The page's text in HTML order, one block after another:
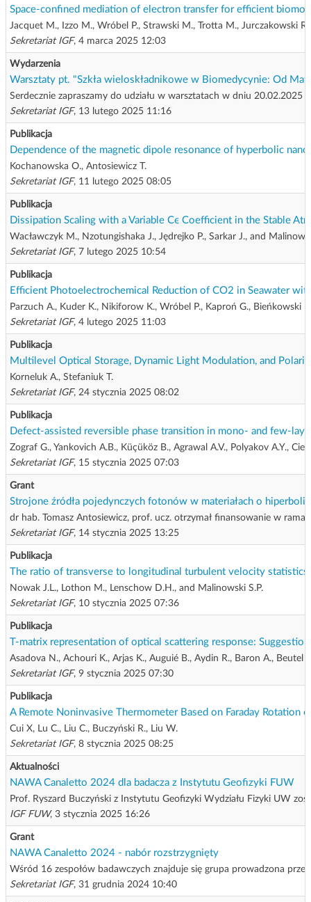
Space-confined mediation of electron transfer for efficient
Jacquet M., Izzo M., Wróbel P., Strawski M., Trotta M., Jurczakowski
Sekretariat IGF, 4 marca 2025 12:03
Wydarzenia
Warsztaty pt. "Szkła wieloskładnikowe w Biomedycynie: Od
Serdecznie zapraszamy do udziału w warsztatach w dniu 20.02.2025
Sekretariat IGF, 13 lutego 2025 11:16
Publikacja
Dependence of the magnetic dipole resonance of hyperbolic
Kochanowska O., Antosiewicz T.
Sekretariat IGF, 11 lutego 2025 08:05
Publikacja
Dissipation Scaling with a Variable Cϵ Coefficient in the Stable
Wacławczyk M., Nzotungishaka J., Jędrejko P., Sarkar J., and
Sekretariat IGF, 7 lutego 2025 10:54
Publikacja
Efficient Photoelectrochemical Reduction of CO2 in Seawater
Parzuch A., Kuder K., Nikiforow K., Wróbel P., Kaproń G., Bieńkowski
Sekretariat IGF, 4 lutego 2025 11:03
Publikacja
Multilevel Optical Storage, Dynamic Light Modulation, and
Korneluk A., Stefaniuk T.
Sekretariat IGF, 24 stycznia 2025 08:02
Publikacja
Defect-assisted reversible phase transition in mono- and few-
Zograf G., Yankovich A.B., Küçüköz B., Agrawal A.V., Polyakov A.Y.,
Sekretariat IGF, 15 stycznia 2025 07:03
Grant
Strojone źródła pojedynczych fotonów w materiałach o
dr hab. Tomasz Antosiewicz, prof. ucz. otrzymał finansowanie w
Sekretariat IGF, 14 stycznia 2025 13:25
Publikacja
The ratio of transverse to longitudinal turbulent velocity statistics
Nowak J.L., Lothon M., Lenschow D.H., and Malinowski S.P.
Sekretariat IGF, 10 stycznia 2025 07:36
Publikacja
T-matrix representation of optical scattering response:
Asadova N., Achouri K., Arjas K., Auguié B., Aydin R., Baron A.,
Sekretariat IGF, 9 stycznia 2025 07:30
Publikacja
A Remote Noninvasive Thermometer Based on Faraday Rotation
Cui X, Lu C., Liu C., Buczyński R., Liu W.
Sekretariat IGF, 8 stycznia 2025 08:25
Aktualności
NAWA Canaletto 2024 dla badacza z Instytutu Geofizyki FUW
Prof. Ryszard Buczyński z Instytutu Geofizyki Wydziału Fizyki UW
IGF FUW, 3 stycznia 2025 16:26
Grant
NAWA Canaletto 2024 - nabór rozstrzygnięty
Wśród 16 zespołów badawczych znajduje się grupa prowadzona
Sekretariat IGF, 31 grudnia 2024 10:40